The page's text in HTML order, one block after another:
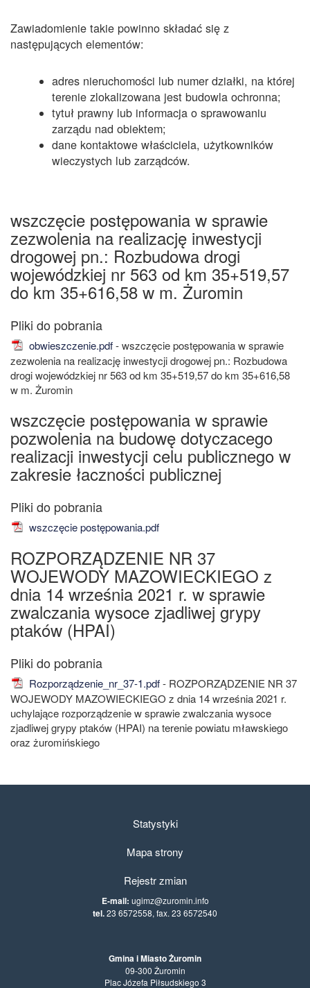
Zawiadomienie takie powinno składać się z
następujących elementów:
adres nieruchomości lub numer działki, na której
terenie zlokalizowana jest budowla ochronna;
tytuł prawny lub informacja o sprawowaniu
zarządu nad obiektem;
dane kontaktowe właściciela, użytkowników
wieczystych lub zarządców.
wszczęcie postępowania w sprawie
zezwolenia na realizację inwestycji
drogowej pn.: Rozbudowa drogi
wojewódzkiej nr 563 od km 35+519,57
do km 35+616,58 w m. Żuromin
obwieszczenie.pdf- wszczęcie postępowania w sprawie
zezwolenia na realizację inwestycji drogowej pn.: Rozbudowa
drogi wojewódzkiej nr 563 od km 35+519,57 do km 35+616,58
w m. Żuromin
wszczęcie postępowania w sprawie
pozwolenia na budowę dotyczacego
realizacji inwestycji celu publicznego w
zakresie łaczności publicznej
wszczęcie postępowania.pdf
ROZPORZĄDZENIE NR 37
WOJEWODY MAZOWIECKIEGO z
dnia 14 września 2021 r. w sprawie
zwalczania wysoce zjadliwej grypy
ptaków (HPAI)
Rozporządzenie_nr_37-1.pdf- ROZPORZĄDZENIE NR 37
WOJEWODY MAZOWIECKIEGO z dnia 14 września 2021 r.
uchylające rozporządzenie w sprawie zwalczania wysoce
zjadliwej grypy ptaków (HPAI) na terenie powiatu mławskiego
oraz żuromińskiego
Statystyki
Mapa strony
Rejestr zmian
E-mail: ugimz@zuromin.info
tel.23 6572558, fax. 23 6572540
Gmina i Miasto Żuromin
09-300 Żuromin
Plac Józefa Piłsudskiego 3